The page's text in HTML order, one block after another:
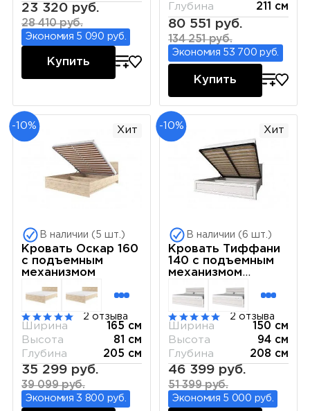
23 320 руб.
28 410 руб.
Экономия 5 090 руб.
Купить
Глубина
211 см
80 551 руб.
134 251 руб.
Экономия 53 700 руб.
Купить
-10% Хит
В наличии (5 шт.)
Кровать Оскар 160
с подъемным
механизмом
2 отзыва
Ширина
165 см
Высота
81 см
Глубина
205 см
35 299 руб.
39 099 руб.
Экономия 3 800 руб.
-10% Хит
В наличии (6 шт.)
Кровать Тиффани
140 с подъемным
механизмом
2 отзыва
Ширина
150 см
Высота
94 см
Глубина
208 см
46 399 руб.
51 399 руб.
Экономия 5 000 руб.